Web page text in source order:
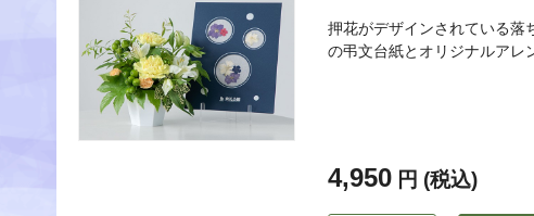
押花がデザインされている落
の弔文台紙とオリジナルアレ
4,950 円 (税込)